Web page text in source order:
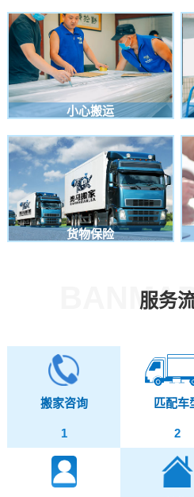
小心搬运
货物保险
服务
搬家咨询
1
匹配车
2